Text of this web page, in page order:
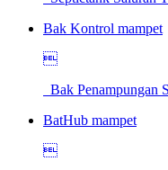
Bak Kontrol mampet

Bak Penampungan
BatHub mampet
